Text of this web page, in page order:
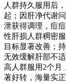
人群持久服用后
起；因肝净代谢
泄获得调理，痘
性肝损人群稠密
目标显著改善；
无效缓解肝部不
高人群服用2个月
著好转，海量实